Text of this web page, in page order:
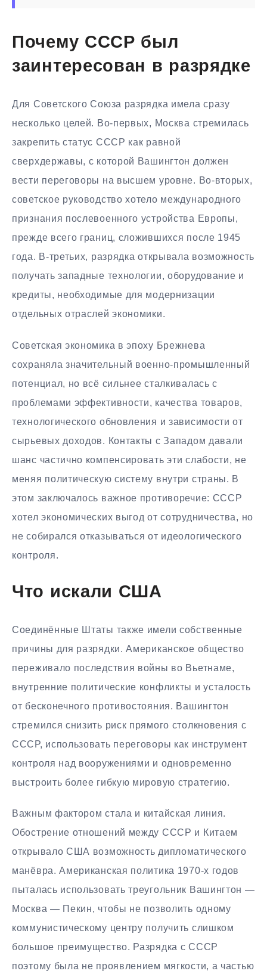
Почему СССР был
заинтересован в разрядке
Для Советского Союза разрядка имела сразу
несколько целей. Во-первых, Москва стремилась
закрепить статус СССР как равной
сверхдержавы, с которой Вашингтон должен
вести переговоры на высшем уровне. Во-вторых,
советское руководство хотело международного
признания послевоенного устройства Европы,
прежде всего границ, сложившихся после 1945
года. В-третьих, разрядка открывала возможность
получать западные технологии, оборудование и
кредиты, необходимые для модернизации
отдельных отраслей экономики.
Советская экономика в эпоху Брежнева
сохраняла значительный военно-промышленный
потенциал, но всё сильнее сталкивалась с
проблемами эффективности, качества товаров,
технологического обновления и зависимости от
сырьевых доходов. Контакты с Западом давали
шанс частично компенсировать эти слабости, не
меняя политическую систему внутри страны. В
этом заключалось важное противоречие: СССР
хотел экономических выгод от сотрудничества, но
не собирался отказываться от идеологического
контроля.
Что искали США
Соединённые Штаты также имели собственные
причины для разрядки. Американское общество
переживало последствия войны во Вьетнаме,
внутренние политические конфликты и усталость
от бесконечного противостояния. Вашингтон
стремился снизить риск прямого столкновения с
СССР, использовать переговоры как инструмент
контроля над вооружениями и одновременно
выстроить более гибкую мировую стратегию.
Важным фактором стала и китайская линия.
Обострение отношений между СССР и Китаем
открывало США возможность дипломатического
манёвра. Американская политика 1970-х годов
пыталась использовать треугольник Вашингтон —
Москва — Пекин, чтобы не позволить одному
коммунистическому центру получить слишком
большое преимущество. Разрядка с СССР
поэтому была не проявлением мягкости, а частью